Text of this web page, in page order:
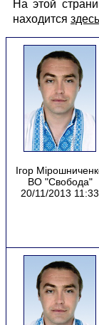
находится здесь
Ігор
ВО "Свобода"
20/11/2013 11:33